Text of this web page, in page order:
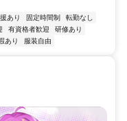
あり 固定時間制
転勤なし
有資格者歓迎
研修あり
あり 服装自由